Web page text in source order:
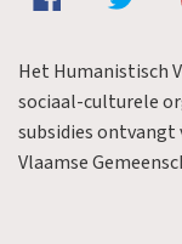
Het Humanistisch
sociaal-culturele
subsidies ontvangt
Vlaamse